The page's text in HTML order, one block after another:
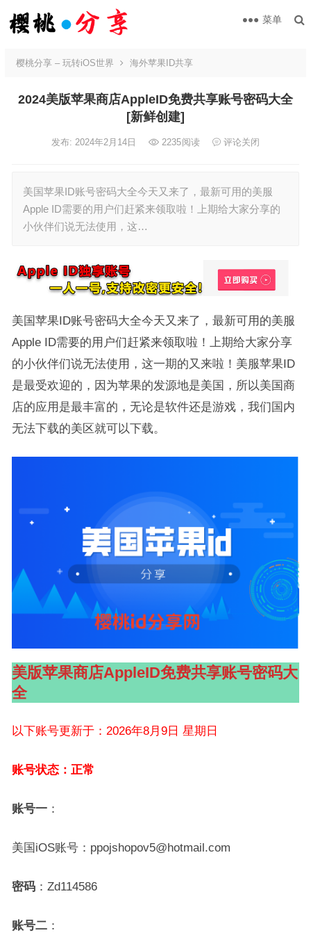
菜单
樱桃分享 – 玩转iOS世界 海外苹果ID共享
2024美版苹果商店AppleID免费共享账号密码大全
[新鲜创建]
发布: 2024年2月14日 2235阅读 评论关闭
美国苹果ID账号密码大全今天又来了，最新可用的美服
Apple ID需要的用户们赶紧来领取啦！上期给大家分享的
小伙伴们说无法使用，这…
美国苹果ID账号密码大全今天又来了，最新可用的美服
Apple ID需要的用户们赶紧来领取啦！上期给大家分享
的小伙伴们说无法使用，这一期的又来啦！美服苹果ID
是最受欢迎的，因为苹果的发源地是美国，所以美国商
店的应用是最丰富的，无论是软件还是游戏，我们国内
无法下载的美区就可以下载。
美版苹果商店AppleID免费共享账号密码大
全
以下账号更新于：2026年8月9日 星期日
账号状态：正常
账号一：
美国iOS账号：ppojshopov5@hotmail.com
密码：Zd114586
账号二：